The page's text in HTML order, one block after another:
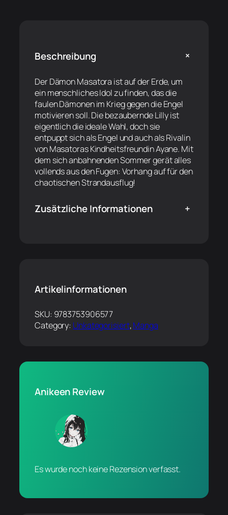
Beschreibung +
Der Dämon Masatora ist auf der Erde, um
ein menschliches Idol zu finden, das die
faulen Dämonen im Krieg gegen die Engel
motivieren soll. Die bezaubernde Lilly ist
eigentlich die ideale Wahl, doch sie
entpuppt sich als Engel und auch als Rivalin
von Masatoras Kindheitsfreundin Ayane. Mit
dem sich anbahnenden Sommer gerät alles
vollends aus den Fugen: Vorhang auf für den
chaotischen Strandausflug!
Zusätzliche Informationen +
Artikelinformationen
SKU: 9783753906577
Category: Unkategorisiert, Manga
Anikeen Review
Es wurde noch keine Rezension verfasst.